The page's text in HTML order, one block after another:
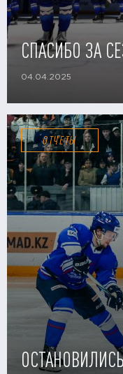
СПАСИБО ЗА
04.04.2025
ОТЧЕТЫ